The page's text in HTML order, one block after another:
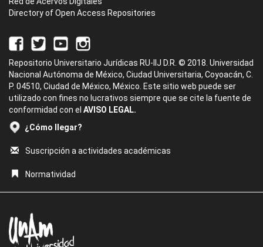
Directory of Open Access Repositories
Repositorio Universitario Jurídicas RU-IIJ D.R. © 2018. Universidad
Nacional Autónoma de México, Ciudad Universitaria, Coyoacán, C.
P. 04510, Ciudad de México, México. Este sitio web puede ser
utilizado con fines no lucrativos siempre que se cite la fuente de
conformidad con el AVISO LEGAL.
¿Cómo llegar?
Suscripción a actividades académicas
Normatividad